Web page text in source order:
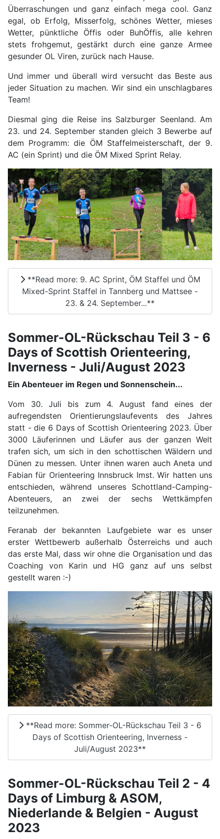
Überraschungen und ganz einfach mega cool. Ganz
egal, ob Erfolg, Misserfolg, schönes Wetter, mieses
Wetter, pünktliche Öffis oder BuhÖffis, alle kehren
stets frohgemut, gestärkt durch eine ganze Armee
gesunder OL Viren, zurück nach Hause.
Und immer und überall wird versucht das Beste aus
jeder Situation zu machen. Wir sind ein unschlagbares
Team!
Diesmal ging die Reise ins Salzburger Seenland. Am
23. und 24. September standen gleich 3 Bewerbe auf
dem Programm: die ÖM Staffelmeisterschaft, der 9.
AC (ein Sprint) und die ÖM Mixed Sprint Relay.
**Read more: 9. AC Sprint, ÖM Staffel und ÖM
Mixed-Sprint Staffel in Tannberg und Mattsee -
23. & 24. September...**
Sommer-OL-Rückschau Teil 3 - 6
Days of Scottish Orienteering,
Inverness - Juli/August 2023
Ein Abenteuer im Regen und Sonnenschein...
Vom 30. Juli bis zum 4. August fand eines der
aufregendsten Orientierungslaufevents des Jahres
statt - die 6 Days of Scottish Orienteering 2023. Über
3000 Läuferinnen und Läufer aus der ganzen Welt
trafen sich, um sich in den schottischen Wäldern und
Dünen zu messen. Unter ihnen waren auch Aneta und
Fabian für Orienteering Innsbruck Imst. Wir hatten uns
entschieden, während unseres Schottland-Camping-
Abenteuers, an zwei der sechs Wettkämpfen
teilzunehmen.
Feranab der bekannten Laufgebiete war es unser
erster Wettbewerb außerhalb Österreichs und auch
das erste Mal, dass wir ohne die Organisation und das
Coaching von Karin und HG ganz auf uns selbst
gestellt waren :-)
**Read more: Sommer-OL-Rückschau Teil 3 - 6
Days of Scottish Orienteering, Inverness -
Juli/August 2023**
Sommer-OL-Rückschau Teil 2 - 4
Days of Limburg & ASOM,
Niederlande & Belgien - August
2023